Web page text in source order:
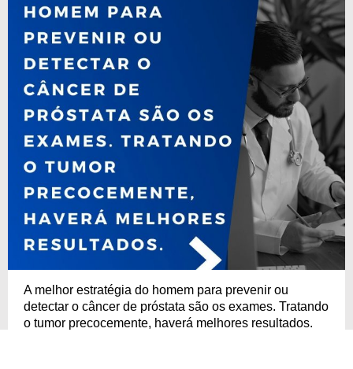
A melhor estratégia do homem para prevenir ou
detectar o câncer de próstata são os exames. Tratando
o tumor precocemente, haverá melhores resultados.